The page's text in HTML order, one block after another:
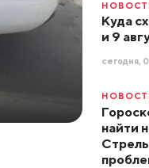
Куда
и 9
сегодня,
найти